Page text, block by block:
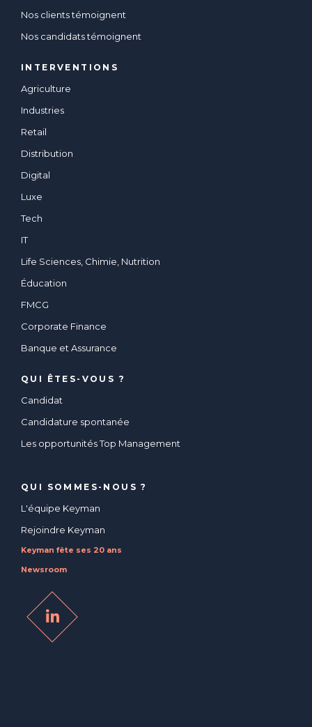
Nos clients témoignent
Nos candidats témoignent
INTERVENTIONS
Agriculture
Industries
Retail
Distribution
Digital
Luxe
Tech
IT
Life Sciences, Chimie, Nutrition
Éducation
FMCG
Corporate Finance
Banque et Assurance
QUI ÊTES-VOUS ?
Candidat
Candidature spontanée
Les opportunités Top Management
QUI SOMMES-NOUS ?
L'équipe Keyman
Rejoindre Keyman
Keyman fête ses 20 ans
Newsroom